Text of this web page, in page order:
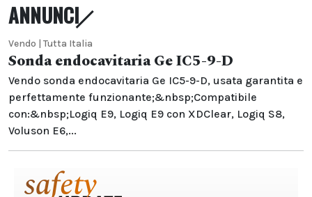
ANNUNCI
Vendo | Tutta Italia
Sonda endocavitaria Ge IC5-9-D
Vendo sonda endocavitaria Ge IC5-9-D, usata garantita e
perfettamente funzionante;&nbsp;Compatibile
con:&nbsp;Logiq E9, Logiq E9 con XDClear, Logiq S8,
Voluson E6,...